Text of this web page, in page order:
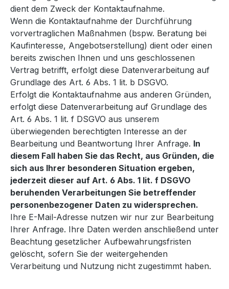
dient dem Zweck der Kontaktaufnahme.
Wenn die Kontaktaufnahme der Durchführung
vorvertraglichen Maßnahmen (bspw. Beratung bei
Kaufinteresse, Angebotserstellung) dient oder einen
bereits zwischen Ihnen und uns geschlossenen
Vertrag betrifft, erfolgt diese Datenverarbeitung auf
Grundlage des Art. 6 Abs. 1 lit. b DSGVO.
Erfolgt die Kontaktaufnahme aus anderen Gründen,
erfolgt diese Datenverarbeitung auf Grundlage des
Art. 6 Abs. 1 lit. f DSGVO aus unserem
überwiegenden berechtigten Interesse an der
Bearbeitung und Beantwortung Ihrer Anfrage. In
diesem Fall haben Sie das Recht, aus Gründen, die
sich aus Ihrer besonderen Situation ergeben,
jederzeit dieser auf Art. 6 Abs. 1 lit. f DSGVO
beruhenden Verarbeitungen Sie betreffender
personenbezogener Daten zu widersprechen.
Ihre E-Mail-Adresse nutzen wir nur zur Bearbeitung
Ihrer Anfrage. Ihre Daten werden anschließend unter
Beachtung gesetzlicher Aufbewahrungsfristen
gelöscht, sofern Sie der weitergehenden
Verarbeitung und Nutzung nicht zugestimmt haben.